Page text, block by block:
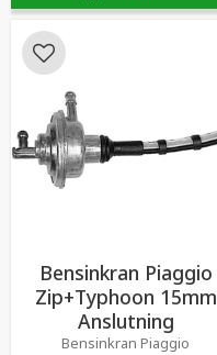
Bensinkran Piaggio
Zip+Typhoon 15mm
Anslutning
Bensinkran Piaggio
Lägg till i favoriter